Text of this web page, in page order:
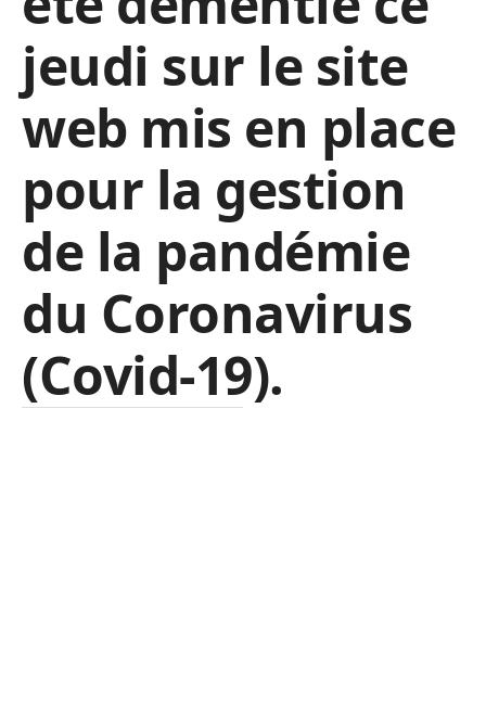
jeudi sur le site
web mis en place
pour la gestion
de la pandémie
du Coronavirus
(Covid-19).